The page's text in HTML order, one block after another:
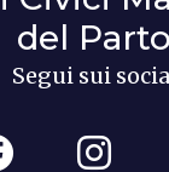
del Parto
Segui sui